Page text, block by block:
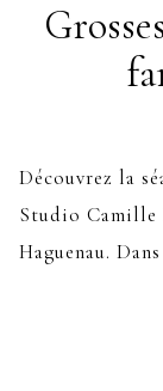
Découvrez la
Studio Camille
Haguenau.